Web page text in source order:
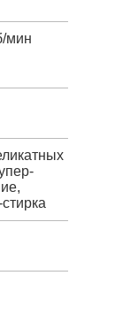
мин